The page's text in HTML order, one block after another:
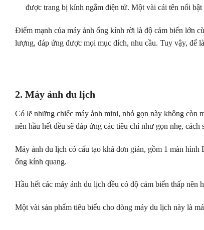
được trang bị kính ngắm điện tử. Một vài cái tên nổi bật
Điểm mạnh của máy ảnh ống kính rời là độ cảm biến lớn
lượng, đáp ứng được mọi mục đích, nhu cầu. Tuy vậy, để
2. Máy ảnh du lịch
Có lẽ những chiếc máy ảnh mini, nhỏ gọn này không còn
nên hầu hết đều sẽ đáp ứng các tiêu chí như gọn nhẹ, cách
Máy ảnh du lịch có cấu tạo khá đơn giản, gồm 1 màn
ống kính quang.
Hầu hết các máy ảnh du lịch đều có độ cảm biến thấp
Một vài sản phẩm tiêu biểu cho dòng máy du lịch này là